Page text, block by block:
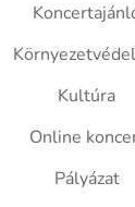
Kultúra
Online
Pályázat